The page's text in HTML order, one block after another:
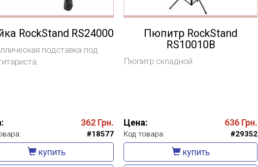
RockStand RS24000
подставка под
362 Грн.
#18577
купить
Пюпитр RockStand
RS10010B
Пюпитр складной
Цена: 636 Грн.
Код товара: #29352
купить